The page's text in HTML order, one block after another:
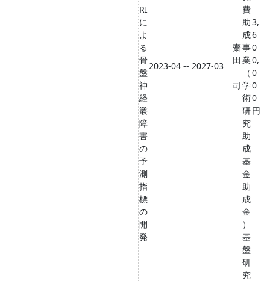
RI
に
よ
る
骨
盤
神
経
叢
障
害
の
予
測
指
標
の
開
発
2023-04 -- 2027-03
齋
田
司
費
助
成
事
業
（
学
術
研
究
助
成
基
金
助
成
金
）
基
盤
研
究
3,
6
0
0,
0
0
0
円